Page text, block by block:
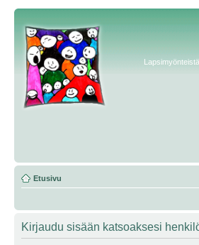
Etusivu
Kirjaudu sisään katsoaksesi